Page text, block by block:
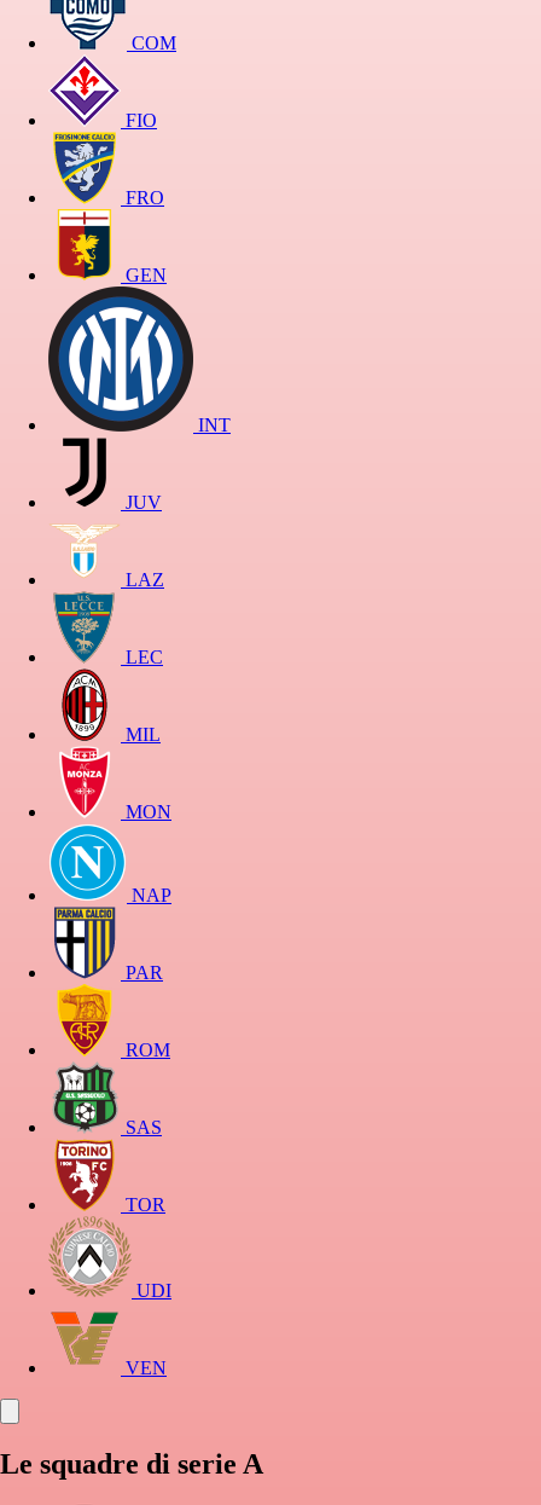
COM
FIO
FRO
GEN
INT
JUV
LAZ
LEC
MIL
MON
NAP
PAR
ROM
SAS
TOR
UDI
VEN
Le squadre di serie A